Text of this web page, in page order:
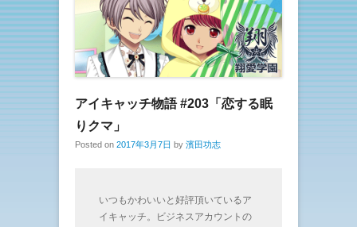
アイキャッチ物語 #203「恋する眠
りクマ」
Posted on 2017年3月7日 by 濱田功志
いつもかわいいと好評頂いているア
イキャッチ。ビジネスアカウントの